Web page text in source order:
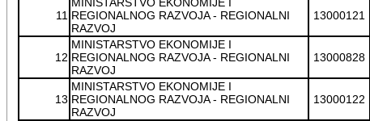
11 REGIONALNOG RAZVOJA - REGIONALNI
RAZVOJ
13000121
12
MINISTARSTVO EKONOMIJE I
REGIONALNOG RAZVOJA - REGIONALNI
RAZVOJ
13000828
13
MINISTARSTVO EKONOMIJE I
REGIONALNOG RAZVOJA - REGIONALNI
RAZVOJ
13000122